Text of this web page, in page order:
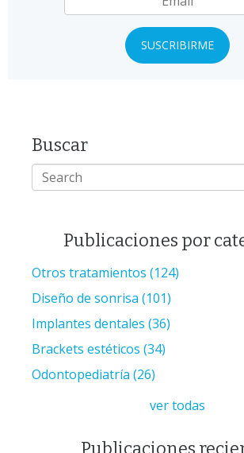
Buscar
Publicaciones por
Otros tratamientos (124)
Diseño de sonrisa (101)
Implantes dentales (36)
Brackets estéticos (34)
Odontopediatría (26)
ver todas
Publicaciones